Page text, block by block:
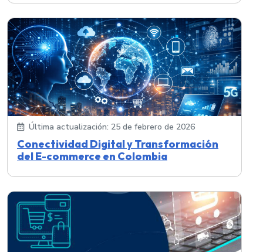
Última actualización: 25 de febrero de 2026
Conectividad Digital y Transformación
del E-commerce en Colombia